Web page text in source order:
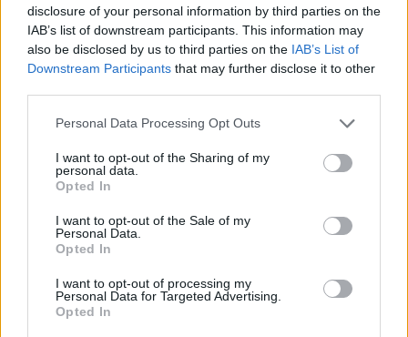
disclosure of your personal information by third parties on the
IAB’s list of downstream participants. This information may
also be disclosed by us to third parties on the IAB’s List of
Downstream Participants that may further disclose it to other
Please note that this website/app uses one or more Google
not limited to your visit or usage behaviour. You may click to
grant or deny consent to Google and its third-party tags to
use your data for below specified purposes in below Google
consent section.
Personal Data Processing Opt Outs
I want to opt-out of the Sharing of my
personal data.
Opted In
I want to opt-out of the Sale of my
Personal Data.
Opted In
I want to opt-out of processing my
Personal Data for Targeted Advertising.
Opted In
ΤΟΠΙΚΑ ΝΕΑ